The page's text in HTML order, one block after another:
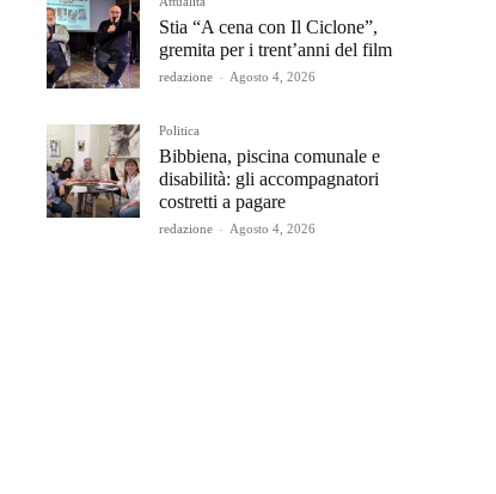
Stia “A cena con Il Ciclone”,
gremita per i trent’anni del film
redazione - Agosto 4, 2026
Politica
Bibbiena, piscina comunale e
disabilità: gli accompagnatori
costretti a pagare
redazione - Agosto 4, 2026